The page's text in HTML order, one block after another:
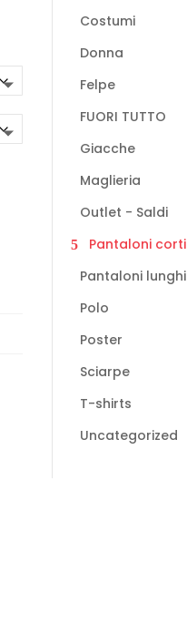
Costumi
Donna
Felpe
FUORI TUTTO
Giacche
Maglieria
Outlet - Saldi
Pantaloni corti
Pantaloni lunghi
Polo
Poster
Sciarpe
T-shirts
Uncategorized